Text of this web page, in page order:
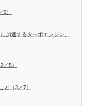
）
加速するターボエンジン、
5）
と（3／7）